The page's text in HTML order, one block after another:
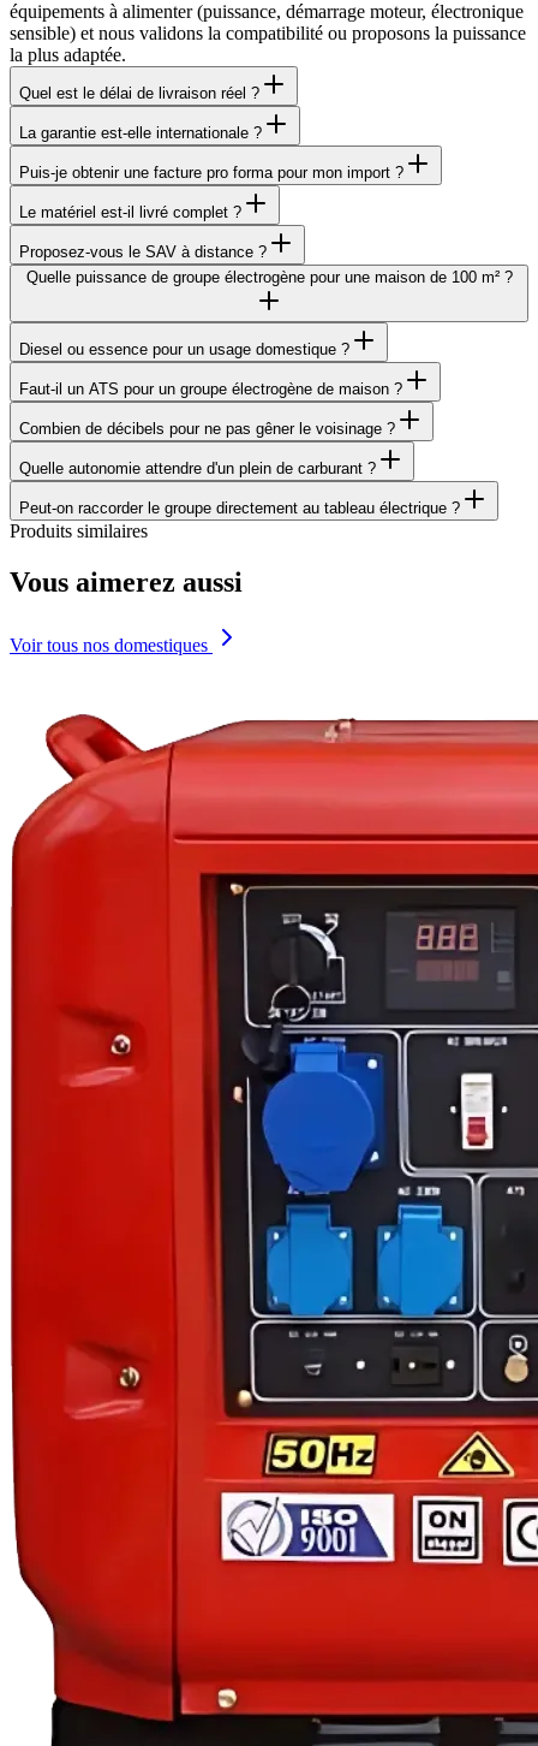
équipements à alimenter (puissance, démarrage moteur, électronique
sensible) et nous validons la compatibilité ou proposons la puissance
la plus adaptée.
Quel est le délai de livraison réel ?
La garantie est-elle internationale ?
Puis-je obtenir une facture pro forma pour mon import ?
Le matériel est-il livré complet ?
Proposez-vous le SAV à distance ?
Quelle puissance de groupe électrogène pour une maison de 100 m² ?
Diesel ou essence pour un usage domestique ?
Faut-il un ATS pour un groupe électrogène de maison ?
Combien de décibels pour ne pas gêner le voisinage ?
Quelle autonomie attendre d'un plein de carburant ?
Peut-on raccorder le groupe directement au tableau électrique ?
Produits similaires
Vous aimerez aussi
Voir tous nos domestiques